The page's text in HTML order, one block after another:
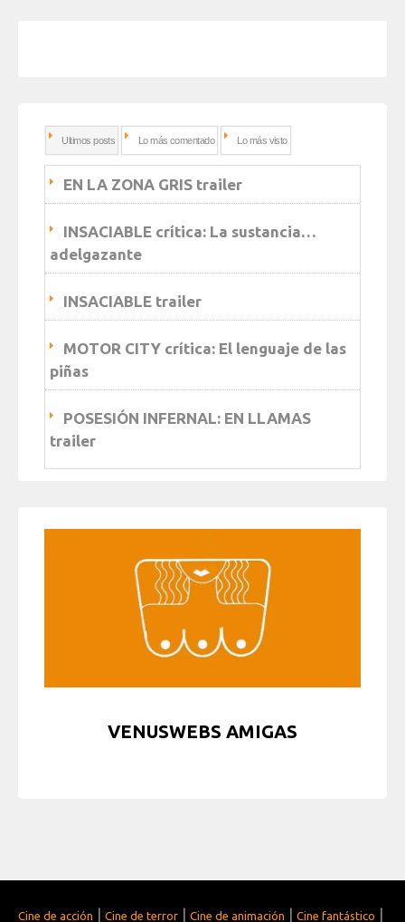
Ultimos posts Lo más comentado Lo más visto
EN LA ZONA GRIS trailer
INSACIABLE crítica: La sustancia…
adelgazante
INSACIABLE trailer
MOTOR CITY crítica: El lenguaje de las
piñas
POSESIÓN INFERNAL: EN LLAMAS
trailer
VENUSWEBS AMIGAS
Cine de acción | Cine de terror | Cine de animación | Cine fantástico |